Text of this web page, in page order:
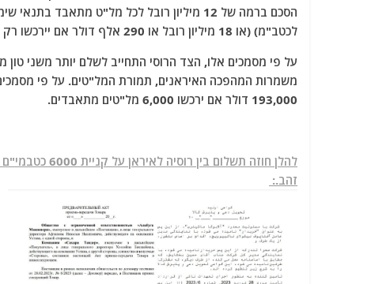
לכטב"מ) (או 18 מיליון רובל או 290 אלף דולר אם יירכשו רק 2000 כטב"מים מתאבדים).
על פי מסמכים אלו, הצד הרוסי התחייב לשלם יותר משני
משמרות המהפכה האיראנים, תמורת המל"טים. על פי
193,000 דולר אם ירכשו 6,000 מל"טים מתאבדים.
זהב.: